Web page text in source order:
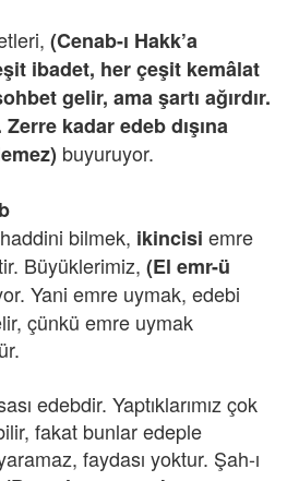
(Cenab-ı Hakk’a
ibadet, her çeşit kemâlat
gelir, ama şartı ağırdır.
kadar edeb dışına
buyuruyor.
haddini bilmek, ikincisi emre
Büyüklerimiz, (El emr-ü
Yani emre uymak, edebi
çünkü emre uymak
edebdir. Yaptıklarımız çok
fakat bunlar edeple
faydası yoktur. Şah-ı